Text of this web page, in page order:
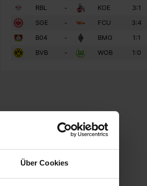
Über Cookies
RBL
- KOE 3:1
SGE
- FCU 3:4
B04
- BMG 1:1
BVB
- WOB 1:0